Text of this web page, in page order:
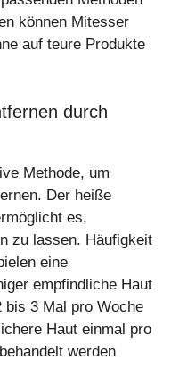
können Mitesser
auf teure Produkte
durch
Methode, um
Der heiße
es,
zu lassen. Häufigkeit
eine
empfindliche Haut
bis 3 Mal pro Woche
Haut einmal pro
werden